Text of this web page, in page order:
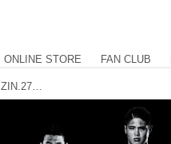
ONLINE STORE FAN CLUB